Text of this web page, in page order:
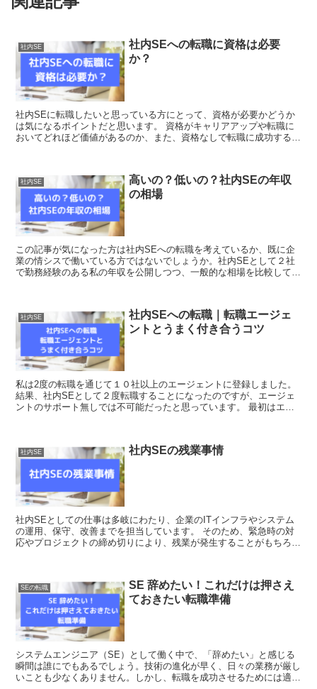
社内SE
社内SEへの転職に資格は必要
か？
社内SEに転職したいと思っている方にとって、資格が必要かどうか
は気になるポイントだと思います。 資格がキャリアアップや転職に
おいてどれほど価値があるのか、また、資格なしで転職に成功するの
社内SE
高いの？低いの？社内SEの年収
の相場
この記事が気になった方は社内SEへの転職を考えているか、既に企
業の情シスで働いている方ではないでしょうか。社内SEとして２社
で勤務経験のある私の年収を公開しつつ、一般的な相場を比較してみ
社内SE
社内SEへの転職｜転職エージェ
ントとうまく付き合うコツ
私は2度の転職を通じて１０社以上のエージェントに登録しました。
結果、社内SEとして２度転職することになったのですが、エージェ
ントのサポート無しでは不可能だったと思っています。 最初はエー
社内SE 社内SEの残業事情
社内SEとしての仕事は多岐にわたり、企業のITインフラやシステム
の運用、保守、改善までを担当しています。 そのため、緊急時の対
応やプロジェクトの締め切りにより、残業が発生することがもちろん
SEの転職
SE 辞めたい！これだけは押さえ
ておきたい転職準備
システムエンジニア（SE）として働く中で、「辞めたい」と感じる
瞬間は誰にでもあるでしょう。技術の進化が早く、日々の業務が厳し
いことも少なくありません。しかし、転職を成功させるためには適切